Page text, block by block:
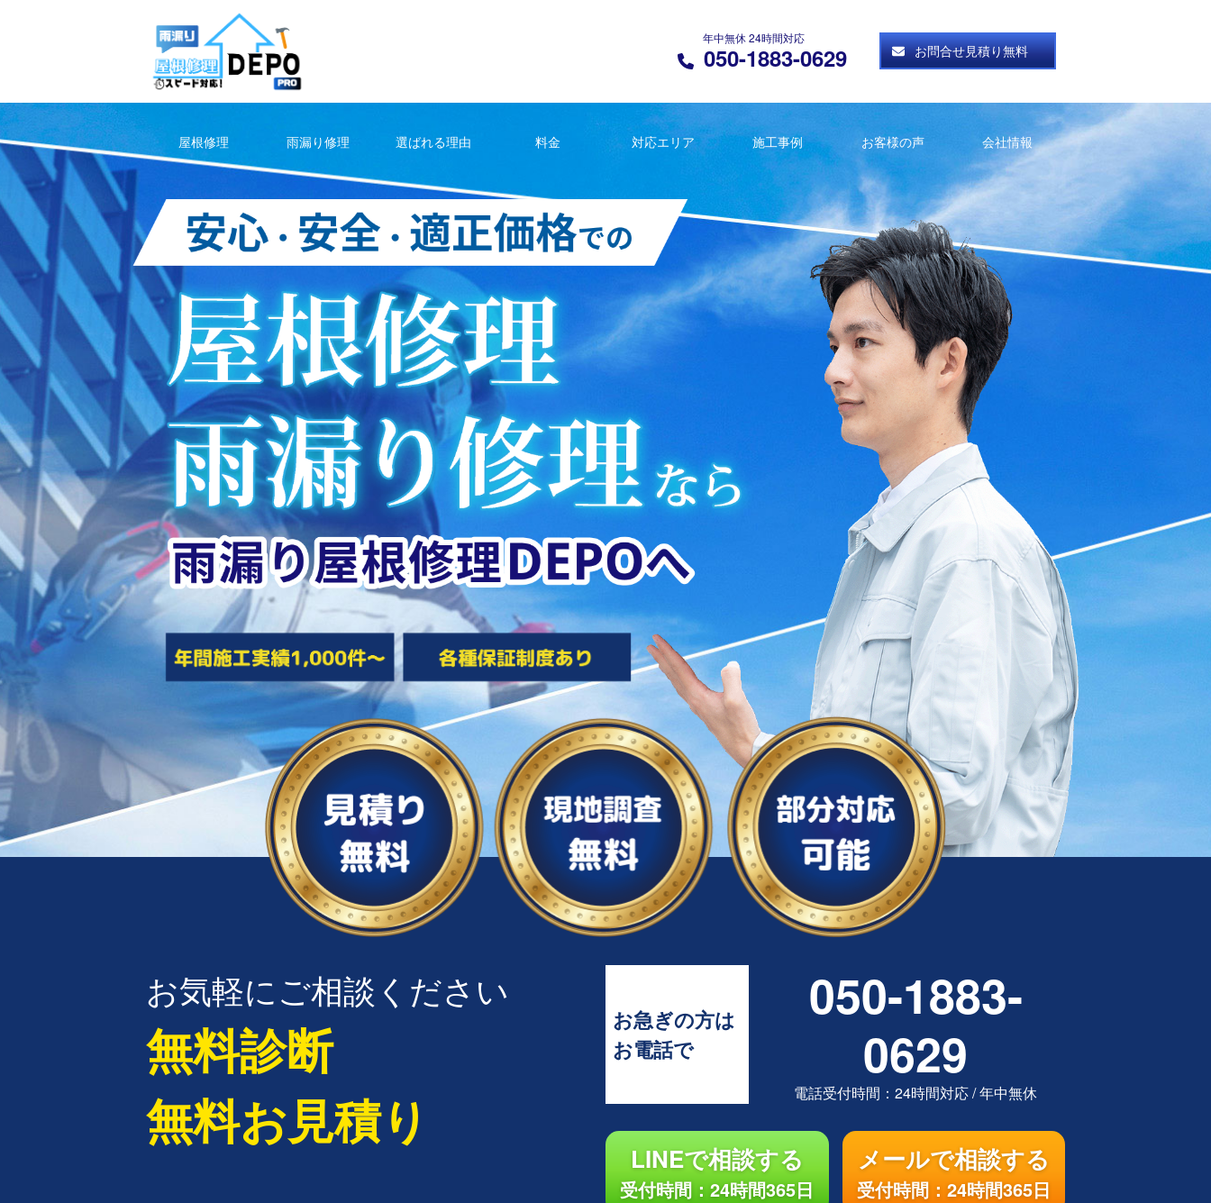
年中無休 24時間対応
050-1883-0629 お問合せ見積り無料
屋根修理 雨漏り修理 選ばれる理由 料金 対応エリア 施工事例 お客様の声 会社情報
お気軽にご相談ください
無料診断
無料お見積り
お急ぎの方は
お電話で
050-1883-
0629
電話受付時間：24時間対応/年中無休
LINEで相談する
受付時間：24時間365日
メールで相談する
受付時間：24時間365日